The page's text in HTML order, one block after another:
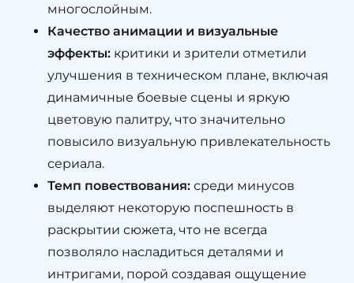
многослойным.
Качество анимации и визуальные
эффекты: критики и зрители отметили
улучшения в техническом плане, включая
динамичные боевые сцены и яркую
цветовую палитру, что значительно
повысило визуальную привлекательность
сериала.
Темп повествования: среди минусов
выделяют некоторую поспешность в
раскрытии сюжета, что не всегда
позволяло насладиться деталями и
интригами, порой создавая ощущение